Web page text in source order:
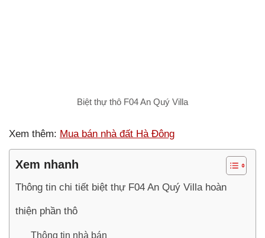
Biệt thự thô F04 An Quý Villa
Xem thêm: Mua bán nhà đất Hà Đông
Xem nhanh
Thông tin chi tiết biệt thự F04 An Quý Villa hoàn
thiện phần thô
Thông tin nhà bán